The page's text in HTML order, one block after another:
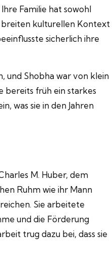
Familie hat sowohl
breiten kulturellen Kontext
sicherlich ihre
und Shobha war von klein
bereits früh ein starkes
was sie in den Jahren
M. Huber, dem
Ruhm wie ihr Mann
Sie arbeitete
und die Förderung
trug dazu bei, dass sie